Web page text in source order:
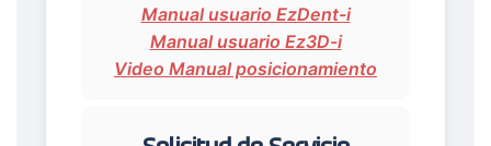
Manual usuario EzDent-i
Manual usuario Ez3D-i
Video Manual posicionamiento
Solicitud de Servicio